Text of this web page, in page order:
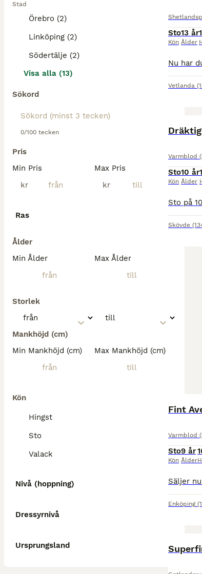
Stad
Örebro (2)
Linköping (2)
Södertälje (2)
Visa alla (13)
Sökord
0/100 tecken
Pris
Min Pris
kr
Max Pris
kr
Ras
Ålder
Min Ålder
Max Ålder
Storlek
Mankhöjd (cm)
Min Mankhöjd (cm)
Max Mankhöjd (cm)
Kön
Hingst
Sto
Valack
Nivå (hoppning)
Dressyrnivå
Ursprungsland
Sto
Kön
13 år
Ålder
Vetlanda
Varmblod
Sto
Kön
10 år
Ålder
Skövde
Fint
Varmblod
Sto
Kön
9 år
Ålder
Enköping